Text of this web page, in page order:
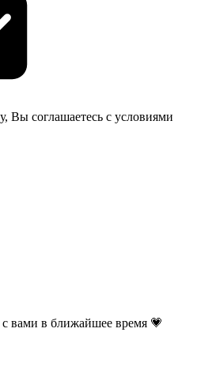
Вы соглашаетесь с условиями
вами в ближайшее время 💗